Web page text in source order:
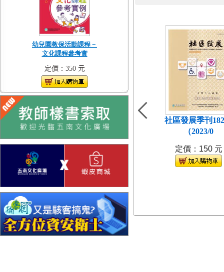
幼兒園教保活動課程－
文化課程參考實
定價：350 元
社區發展季刊
（2023/0
定價：150 元